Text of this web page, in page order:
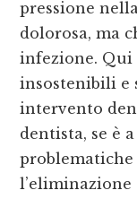
pressione
dolorosa, ma
infezione. Qui
insostenibili e
intervento
dentista, se è